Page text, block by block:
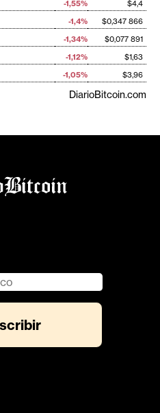
-1,55%
$4,4
-1,4%
$0,347 866
-1,34%
$0,077 891
-1,12%
$1,63
-1,05% $3,96
DiarioBitcoin.com